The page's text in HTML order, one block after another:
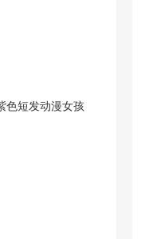
色短发动漫女孩